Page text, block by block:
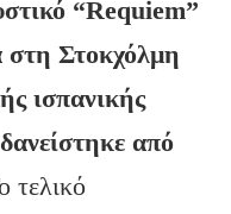
“Requiem”
Στοκχόλμη
ισπανικής
από
τελικό